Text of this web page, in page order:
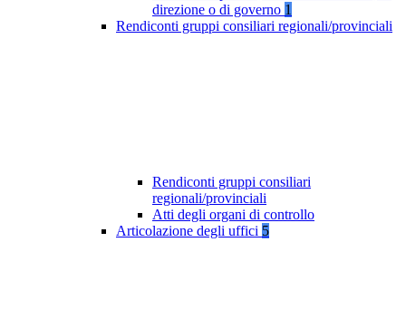
direzione o di governo 1
Rendiconti gruppi consiliari regionali/provinciali
Rendiconti gruppi consiliari
regionali/provinciali
Atti degli organi di controllo
Articolazione degli uffici 5